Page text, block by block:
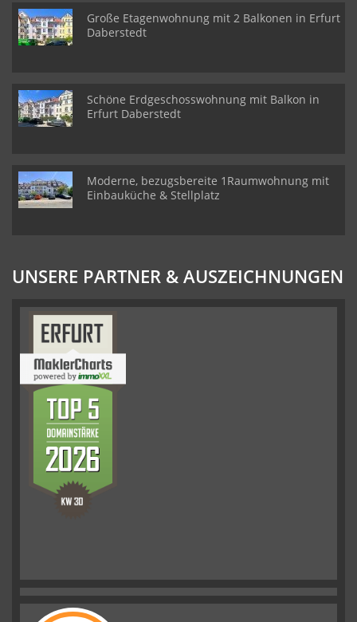
Große Etagenwohnung mit 2 Balkonen in Erfurt
Daberstedt
Schöne Erdgeschosswohnung mit Balkon in
Erfurt Daberstedt
Moderne, bezugsbereite 1Raumwohnung mit
Einbauküche & Stellplatz
UNSERE PARTNER & AUSZEICHNUNGEN